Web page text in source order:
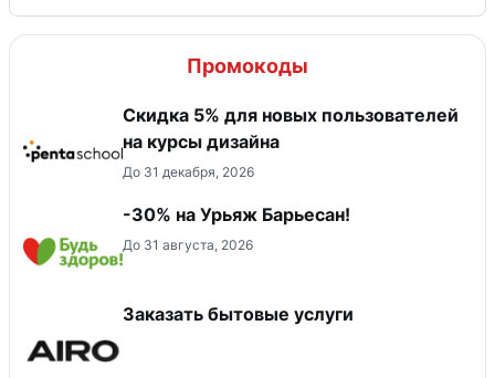
Промокоды
Скидка 5% для новых пользователей
на курсы дизайна
До 31 декабря, 2026
-30% на Урьяж Барьесан!
До 31 августа, 2026
Заказать бытовые услуги